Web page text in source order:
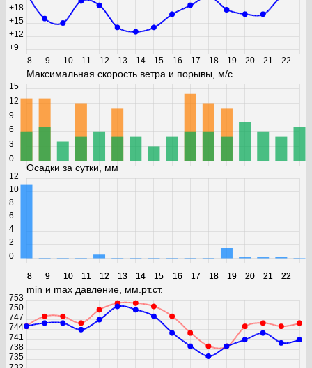
8 9 10 11 12 13 14 15 16 17 18 19 20 21 22
+9
+12
+15
+18
Максимальная скорость ветра и порывы, м/с
8 9 10 11 12 13 14 15 16 17 18 19 20 21 22
0
3
6
9
12
15
Осадки за сутки, мм
8 9 10 11 12 13 14 15 16 17 18 19 20 21 22
0
2
4
6
8
10
12
min и max давление, мм.рт.ст.
735
738
741
744
747
750
753